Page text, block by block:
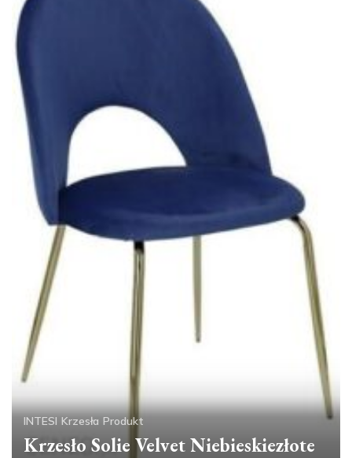
INTESI Krzesła Produkt
Krzesło Solie Velvet Niebieskiezłote